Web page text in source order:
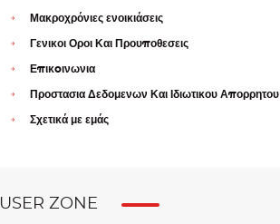
Μακροχρόνιες ενοικιάσεις
Γενικοι Οροι Και Προυποθεσεις
Επικoινωνια
Προστασια Δεδομενων Και Ιδιωτικου Απορρητου
Σχετικά με εμάς
USER ZONE